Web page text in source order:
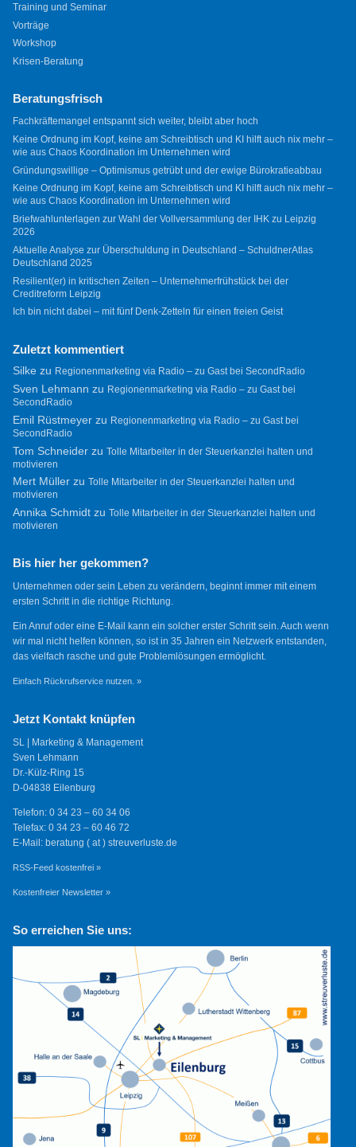
Training und Seminar
Vorträge
Workshop
Krisen-Beratung
Beratungsfrisch
Fachkräftemangel entspannt sich weiter, bleibt aber hoch
Keine Ordnung im Kopf, keine am Schreibtisch und KI hilft auch nix mehr –
wie aus Chaos Koordination im Unternehmen wird
Gründungswillige – Optimismus getrübt und der ewige Bürokratieabbau
Keine Ordnung im Kopf, keine am Schreibtisch und KI hilft auch nix mehr –
wie aus Chaos Koordination im Unternehmen wird
Briefwahlunterlagen zur Wahl der Vollversammlung der IHK zu Leipzig
2026
Aktuelle Analyse zur Überschuldung in Deutschland – SchuldnerAtlas
Deutschland 2025
Resilient(er) in kritischen Zeiten – Unternehmerfrühstück bei der
Creditreform Leipzig
Ich bin nicht dabei – mit fünf Denk-Zetteln für einen freien Geist
Zuletzt kommentiert
Silkezu Regionenmarketing via Radio – zu Gast bei SecondRadio
Sven Lehmann zu Regionenmarketing via Radio – zu Gast bei
SecondRadio
Emil Rüstmeyerzu Regionenmarketing via Radio – zu Gast bei
SecondRadio
Tom Schneiderzu Tolle Mitarbeiter in der Steuerkanzlei halten und
motivieren
Mert Müllerzu Tolle Mitarbeiter in der Steuerkanzlei halten und
motivieren
Annika Schmidtzu Tolle Mitarbeiter in der Steuerkanzlei halten und
motivieren
Bis hier her gekommen?
Unternehmen oder sein Leben zu verändern, beginnt immer mit einem
ersten Schritt in die richtige Richtung.
Ein Anruf oder eine E-Mail kann ein solcher erster Schritt sein. Auch wenn
wir mal nicht helfen können, so ist in 35 Jahren ein Netzwerk entstanden,
das vielfach rasche und gute Problemlösungen ermöglicht.
Einfach Rückrufservice nutzen. »
Jetzt Kontakt knüpfen
SL | Marketing & Management
Sven Lehmann
Dr.-Külz-Ring 15
D-04838 Eilenburg
Telefon: 0 34 23 – 60 34 06
Telefax: 0 34 23 – 60 46 72
E-Mail: beratung ( at ) streuverluste.de
RSS-Feed kostenfrei »
Kostenfreier Newsletter »
So erreichen Sie uns: